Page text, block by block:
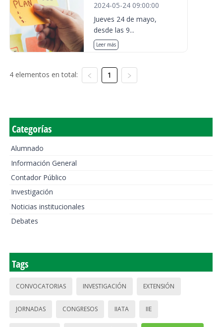
2024-05-24 09:00:00
Jueves 24 de mayo,
desde las 9...
Leer más
4 elementos en total: 1
Categorías
Alumnado
Información General
Contador Público
Investigación
Noticias institucionales
Debates
Tags
CONVOCATORIAS INVESTIGACIÓN EXTENSIÓN
JORNADAS CONGRESOS IIATA IIE